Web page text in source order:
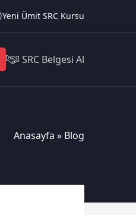
Yeni Ümit SRC Kursu
SRC Belgesi Al
Anasayfa » Blog